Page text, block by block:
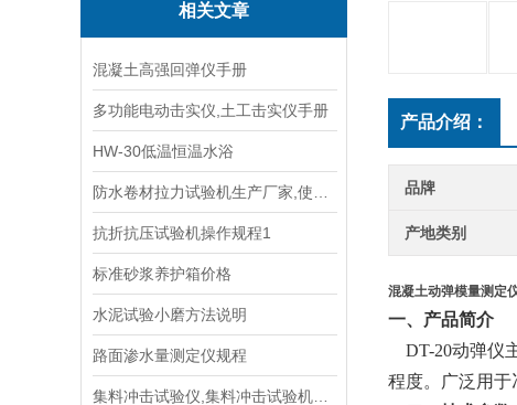
相关文章
混凝土高强回弹仪手册
多功能电动击实仪,土工击实仪手册
HW-30低温恒温水浴
抗折抗压试验机操作规程1
标准砂浆养护箱价格
水泥试验小磨方法说明
路面渗水量测定仪规程
产品介绍：
品牌
产地类别
混凝土动弹模量测定
一、 产品简介
DT-20动弹仪
程度。广泛用于